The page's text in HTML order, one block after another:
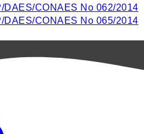
DAES/CONAES No 062/2014
DAES/CONAES No 065/2014